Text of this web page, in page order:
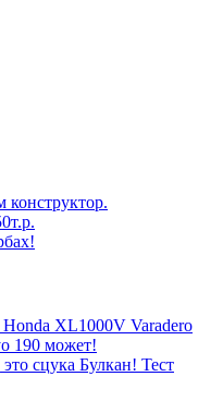
конструктор.
Honda XL1000V Varadero
190 может!
сцука Булкан! Тест